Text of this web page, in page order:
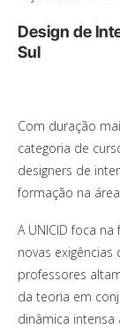
Design de
Sul
Com duração
categoria de
designers de
formação na
A UNICID foca
novas
professores
da teoria em
dinâmica intensa